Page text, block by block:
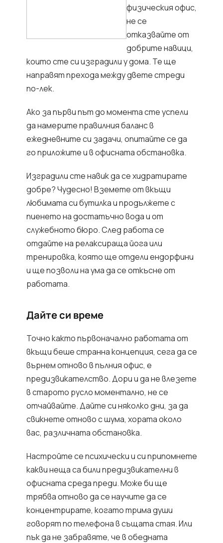
физическия офис,
не се
отказвайте от
добрите навици,
които сте си изградили у дома. Те ще
направят прехода между двете стреди
по-лек.
Ако за първи път до момента сте успели
да намерите правилния баланс в
ежедневните си задачи, опитайте се да
го приложите и в офисната обстановка.
Изградили сте навик да се хидратирате
добре? Чудесно! Вземете от вкъщи
любимата си бутилка и продължете с
пиенето на достатъчно вода и от
служебното бюро. След работа се
отдайте на релаксираща йога или
тренировка, която ще отдели ендорфини
и ще позволи на ума да се откъсне от
работата.
Дайте си време
Точно както първоначално работата от
вкъщи беше странна концепция, сега да се
върнем отново в пълния офис, е
предизвикателство. Дори и да не влезете
в старото русло моментално, не се
отчайвайте. Дайте си няколко дни, за да
свикнете отново с шума, хората около
вас, различната обстановка.
Настройте се психически и си припомнете
какви неща са били предизвикателни в
офисната среда преди. Може би ще
трябва отново да се научите да се
концентрирате, когато трима души
говорят по телефона в същата стая. Или
пък да не забравяте, че в обедната